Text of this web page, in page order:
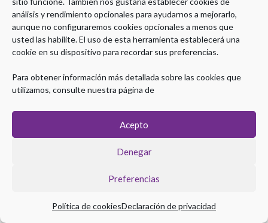
análisis y rendimiento opcionales para ayudarnos a mejorarlo,
aunque no configuraremos cookies opcionales a menos que
usted las habilite. El uso de esta herramienta establecerá una
cookie en su dispositivo para recordar sus preferencias.
Para obtener información más detallada sobre las cookies que
utilizamos, consulte nuestra página de
Acepto
Denegar
Preferencias
Política de cookiesDeclaración de privacidad